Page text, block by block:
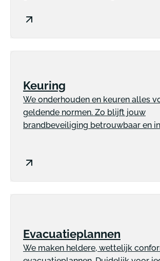
Keuring
We onderhouden en keuren alles
geldende normen. Zo blijft jouw
brandbeveiliging betrouwbaar en
Evacuatieplannen
We maken heldere, wettelijk